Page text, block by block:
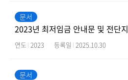
문서
2023년 최저임금 안내문 및 전단지
연도 2023 등록일 2025.10.30
문서